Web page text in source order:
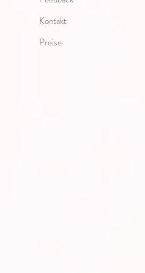
Kontakt
Preise